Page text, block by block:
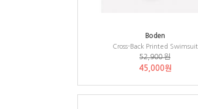
Boden
Cross-Back Printed Swimsuit
52,900 원
45,000원